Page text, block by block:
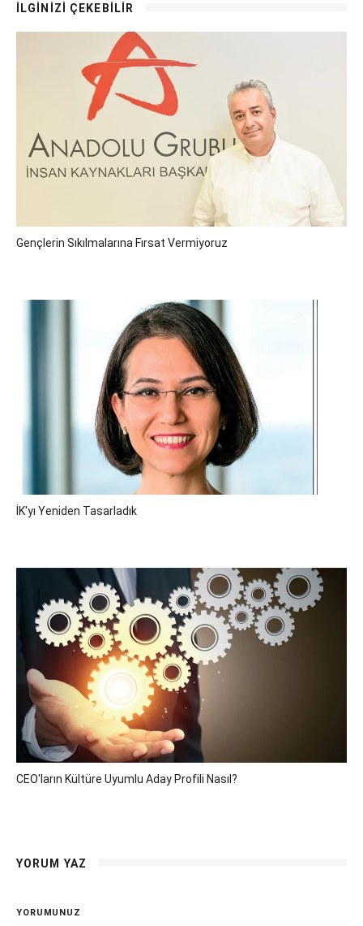
İLGİNİZİ ÇEKEBİLİR
Gençlerin Sıkılmalarına Fırsat Vermiyoruz
İK'yı Yeniden Tasarladık
CEO'ların Kültüre Uyumlu Aday Profili Nasıl?
YORUM YAZ
YORUMUNUZ